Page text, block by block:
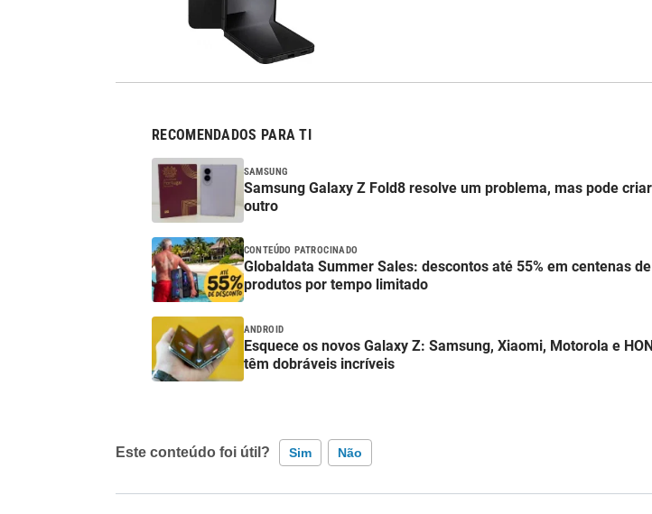
RECOMENDADOS PARA TI
SAMSUNG
Samsung Galaxy Z Fold8 resolve um problema, mas pode criar
outro
CONTEÚDO PATROCINADO
Globaldata Summer Sales: descontos até 55% em centenas de
produtos por tempo limitado
ANDROID
Esquece os novos Galaxy Z: Samsung, Xiaomi, Motorola e
têm dobráveis incríveis
Este conteúdo foi útil? Sim Não